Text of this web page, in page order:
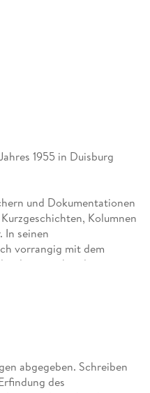
1955 in Duisburg
und Dokumentationen
Kolumnen
In seinen
vorrangig mit dem
damit verbundenen
der empirischen
sich allein in der
bleiben. Die
bis zur Erlangung
abgegeben. Schreiben
des